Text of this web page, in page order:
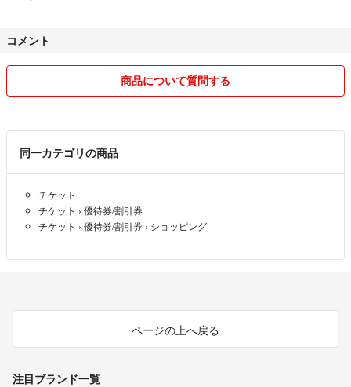
コメント
商品について質問する
同一カテゴリの商品
チケット
チケット › 優待券/割引券
チケット › 優待券/割引券 › ショッピング
ページの上へ戻る
注目ブランド一覧